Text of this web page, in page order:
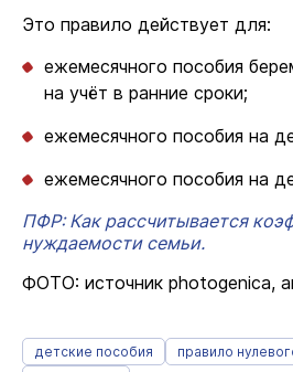
Это правило действует для:
ежемесячного пособия
на учёт в ранние сроки;
ежемесячного пособия на
ежемесячного пособия на
ПФР: Как рассчитывается
нуждаемости семьи.
ФОТО: источник photogenica,
детские пособия
правило